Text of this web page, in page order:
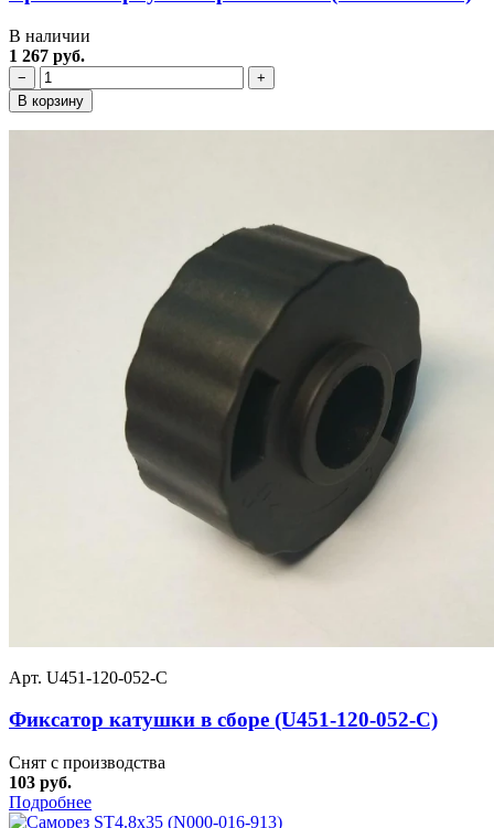
В наличии
1 267 руб.
−
+
В корзину
Арт. U451-120-052-C
Фиксатор катушки в сборе (U451-120-052-C)
Снят с производства
103 руб.
Подробнее